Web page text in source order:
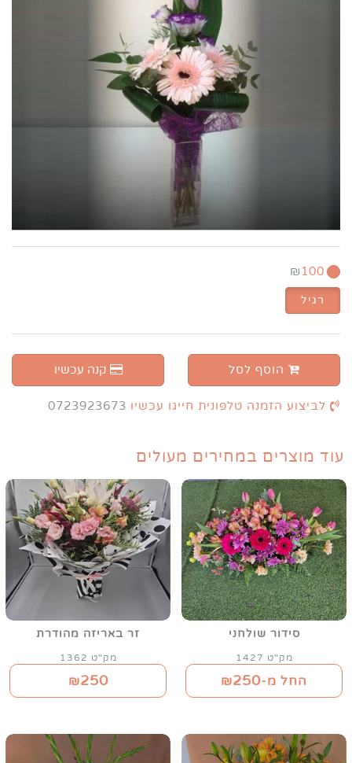
₪ 100
רגיל
הוסף לסל קנה עכשיו
לביצוע הזמנה טלפונית חייגו עכשיו 0723923673
עוד מוצרים במחירים מעולים
סידור שולחני
מק"ט 1427
החל מ-₪250
זר באריזה מהודרת
מק"ט 1362
₪250